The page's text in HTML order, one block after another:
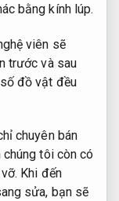
bằng kính lúp.
viên sẽ
trước và sau
đồ vật đều
chuyên bán
tôi còn có
Khi đến
sửa, bạn sẽ